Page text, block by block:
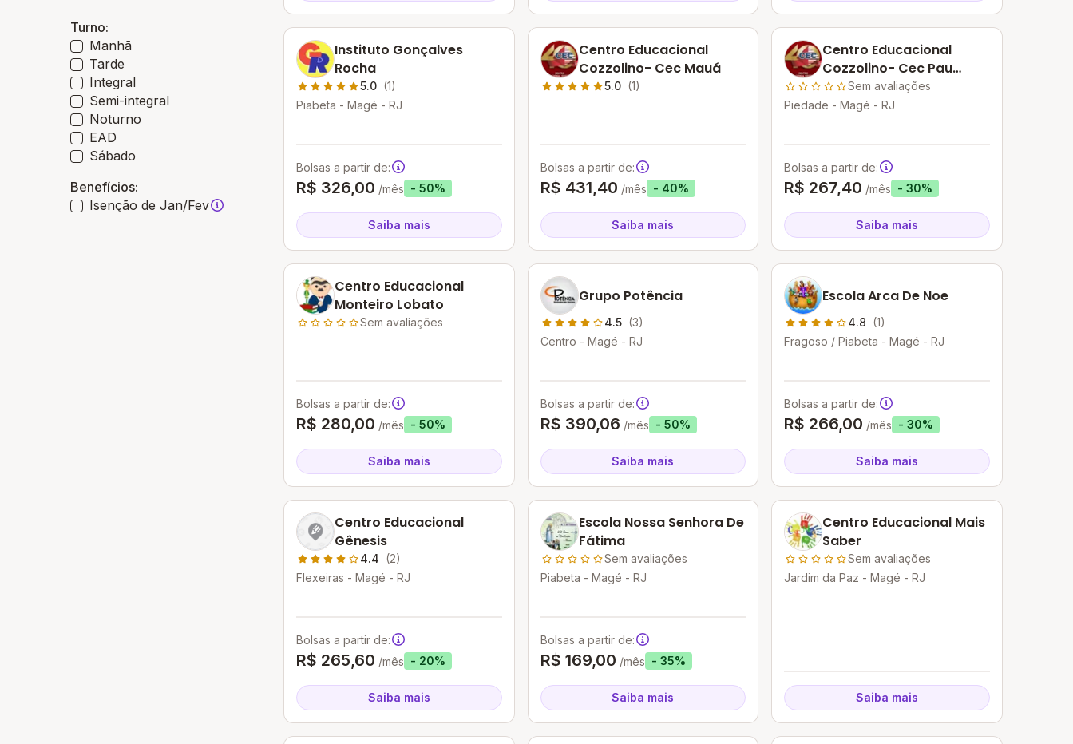
Turno:
Manhã
Tarde
Integral
Semi-integral
Noturno
EAD
Sábado
Benefícios:
Isenção de Jan/Fev
Instituto Gonçalves
Rocha
5.0 (1)
Piabeta - Magé - RJ
Bolsas a partir de:
R$ 326,00 /mês - 50%
Saiba mais
Centro Educacional
Cozzolino- Cec Mauá
5.0 (1)
Bolsas a partir de:
R$ 431,40 /mês - 40%
Saiba mais
Centro Educacional
Cozzolino- Cec Pau
GrandeSem avaliações
Piedade - Magé - RJ
Bolsas a partir de:
R$ 267,40 /mês - 30%
Saiba mais
Centro Educacional
Monteiro Lobato
Sem avaliações
Bolsas a partir de:
R$ 280,00 /mês - 50%
Saiba mais
Grupo Potência
4.5 (3)
Centro - Magé - RJ
Bolsas a partir de:
R$ 390,06 /mês - 50%
Saiba mais
Escola Arca De Noe
4.8 (1)
Fragoso / Piabeta - Magé - RJ
Bolsas a partir de:
R$ 266,00 /mês - 30%
Saiba mais
Centro Educacional
Gênesis
4.4 (2)
Flexeiras - Magé - RJ
Bolsas a partir de:
R$ 265,60 /mês - 20%
Saiba mais
Escola Nossa Senhora De
Fátima
Sem avaliações
Piabeta - Magé - RJ
Bolsas a partir de:
R$ 169,00 /mês - 35%
Saiba mais
Centro Educacional Mais
Saber
Sem avaliações
Jardim da Paz - Magé - RJ
Saiba mais